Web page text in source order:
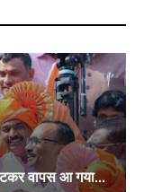
वापस आ गया...